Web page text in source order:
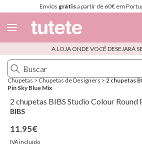
Envios grátisa partir de 60€ em
Espanhol
Italiano
Inglês
A LOJA ONDE VOCÊ DESEJARÁ
Chupetas > Chupetas de Designers > 2 chupetas
Pin Sky Blue Mix
2 chupetas BIBS Studio Colour Round
BIBS
11.95€
IVA incluído